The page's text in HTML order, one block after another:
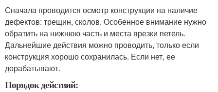
Сначала проводится осмотр конструкции на наличие
дефектов: трещин, сколов. Особенное внимание нужно
обратить на нижнюю часть и места врезки петель.
Дальнейшие действия можно проводить, только если
конструкция хорошо сохранилась. Если нет, ее
дорабатывают.
Порядок действий: